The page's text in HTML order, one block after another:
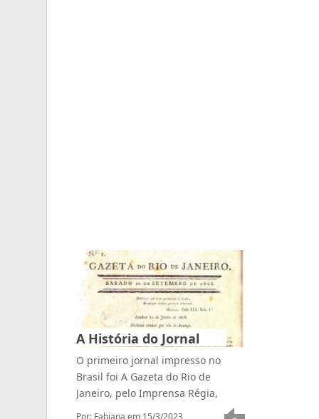
A História do Jornal
O primeiro jornal impresso no
Brasil foi A Gazeta do Rio de
Janeiro, pelo Imprensa Régia,